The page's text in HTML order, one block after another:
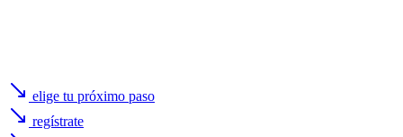
elige tu próximo paso
regístrate